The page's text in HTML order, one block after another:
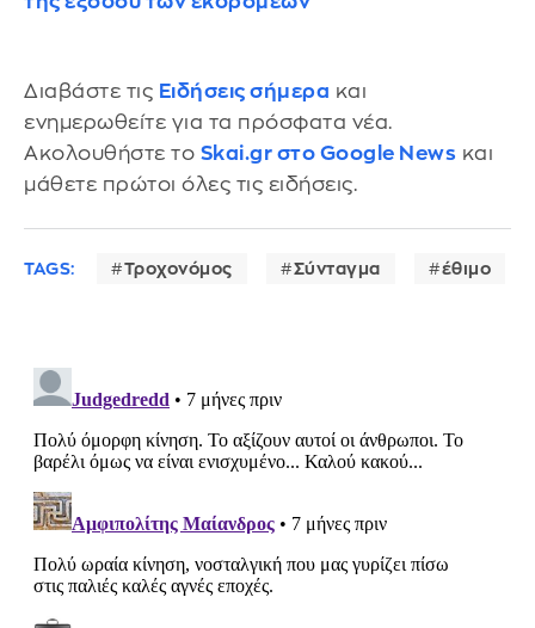
Διαβάστε τις Ειδήσεις σήμερα και
ενημερωθείτε για τα πρόσφατα νέα.
Ακολουθήστε το Skai.gr στο Google News και
μάθετε πρώτοι όλες τις ειδήσεις.
TAGS: Τροχονόμος Σύνταγμα έθιμο